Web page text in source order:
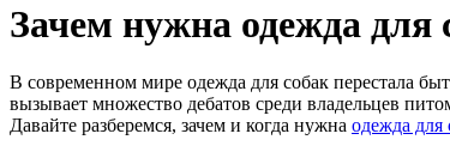
Зачем нужна одежда для
В современном мире одежда для собак перестала
вызывает множество дебатов среди владельцев
Давайте разберемся, зачем и когда нужна одежда для